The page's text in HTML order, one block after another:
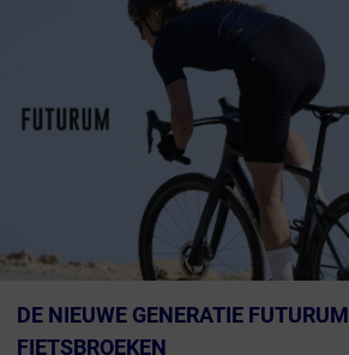
DE NIEUWE GENERATIE FUTURUM
FIETSBROEKEN